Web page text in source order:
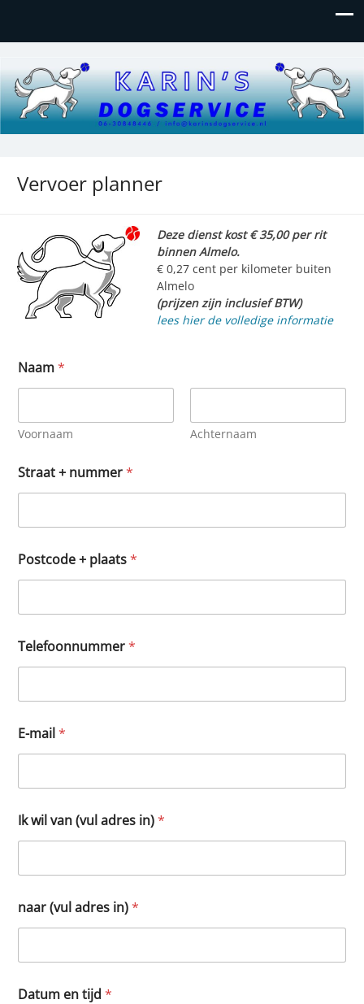
Karinsdogservice.nl
we take care of your pet
Vervoer planner
Deze dienst kost € 35,00 per rit
binnen Almelo.
€ 0,27 cent per kilometer buiten
Almelo
(prijzen zijn inclusief BTW)
lees hier de volledige informatie
Naam*
Voornaam Achternaam
Straat + nummer*
Postcode + plaats*
a
d
e
*
Telefoonnummer*
E-mail*
Ik wil van (vul adres in)*
naar (vul adres in)*
Datum en tijd *